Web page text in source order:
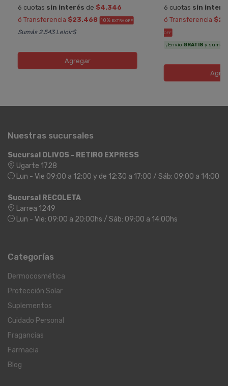
6 cuotas sin interés de $4.346
ó Transferencia $23.468 10% EXTRA OFF
Sumás 2.543 Leloir$
Agregar
6 cuotas sin
ó Transferencia
OFF
¡ Envío GRATIS y sumás
Nuestras sucursales
Sucursal OLIVOS - RETIRO EXPRESS
Ugarte 1728
Lun - Vie 09:00 a 12:00 y de 12:30 a 17:00 / Sáb: 09:00 a 14:00
Sucursal RECOLETA
Larrea 1249
Lun - Vie: 09:00 a 20:00hs / Sáb: 09:00 a 14:00hs
Categorías
Dermocosmética
Protección Solar
Suplementos
Cuidado Personal
Fragancias
Farmacia
Blog